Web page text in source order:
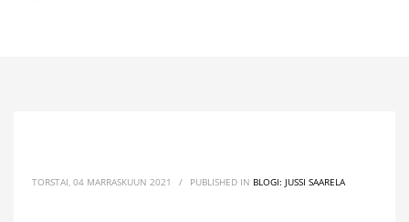
TORSTAI, 04 MARRASKUUN 2021 / PUBLISHED IN BLOGI: JUSSI SAARELA